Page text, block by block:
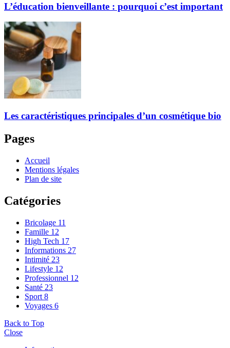
L’éducation bienveillante : pourquoi c’est important
Les caractéristiques principales d’un cosmétique bio
Pages
Accueil
Mentions légales
Plan de site
Catégories
Bricolage 11
Famille 12
High Tech 17
Informations 27
Intimité 23
Lifestyle 12
Professionnel 12
Santé 23
Sport 8
Voyages 6
Back to Top
Close